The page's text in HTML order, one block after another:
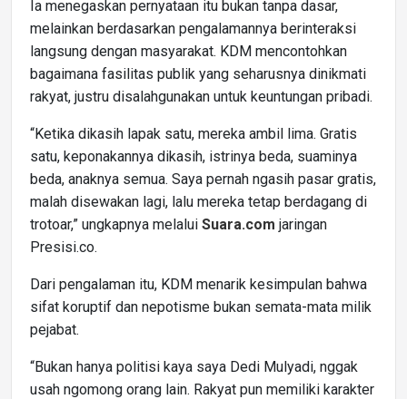
Ia menegaskan pernyataan itu bukan tanpa dasar,
melainkan berdasarkan pengalamannya berinteraksi
langsung dengan masyarakat. KDM mencontohkan
bagaimana fasilitas publik yang seharusnya dinikmati
rakyat, justru disalahgunakan untuk keuntungan pribadi.
“Ketika dikasih lapak satu, mereka ambil lima. Gratis
satu, keponakannya dikasih, istrinya beda, suaminya
beda, anaknya semua. Saya pernah ngasih pasar gratis,
malah disewakan lagi, lalu mereka tetap berdagang di
trotoar,” ungkapnya melalui Suara.com jaringan
Presisi.co.
Dari pengalaman itu, KDM menarik kesimpulan bahwa
sifat koruptif dan nepotisme bukan semata-mata milik
pejabat.
“Bukan hanya politisi kaya saya Dedi Mulyadi, nggak
usah ngomong orang lain. Rakyat pun memiliki karakter